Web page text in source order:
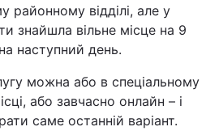
районному відділі, але у
знайшла вільне місце на 9
наступний день.
можна або в спеціальному
або завчасно онлайн – і
саме останній варіант.